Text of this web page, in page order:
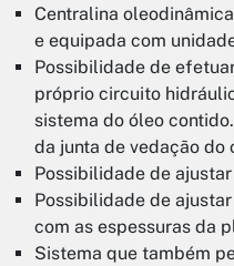
Centralina
e equipada com
Possibilidade de
próprio circuito
sistema do óleo
da junta de vedação do
Possibilidade de
Possibilidade de
com as espessuras da
Sistema que também